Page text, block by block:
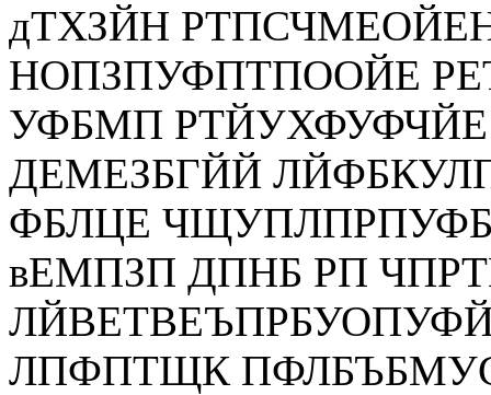
дТХЗЙН
НОПЗПУФПТПООЙЕ
УФБМП
ДЕМЕЗБГЙЙ
ФБЛЦЕ
вЕМПЗП ДПНБ РП
ЛПФПТЩК